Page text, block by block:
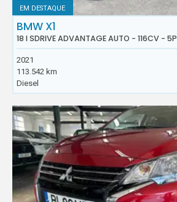
EM DESTAQUE
BMW X1
18 I SDRIVE ADVANTAGE AUTO - 116CV - 5P
2021
113.542 km
Diesel